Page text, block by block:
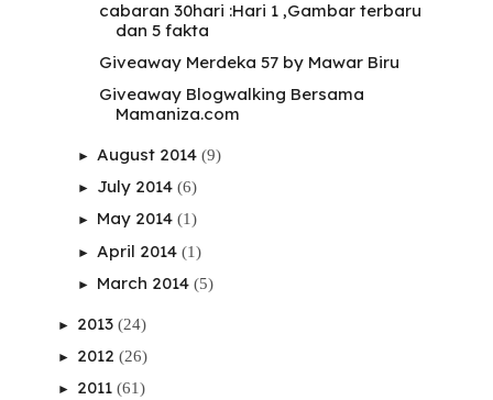
cabaran 30hari :Hari 1 ,Gambar terbaru
dan 5 fakta
Giveaway Merdeka 57 by Mawar Biru
Giveaway Blogwalking Bersama
Mamaniza.com
► August 2014 (9)
► July 2014 (6)
► May 2014 (1)
► April 2014 (1)
► March 2014 (5)
► 2013 (24)
► 2012 (26)
► 2011 (61)